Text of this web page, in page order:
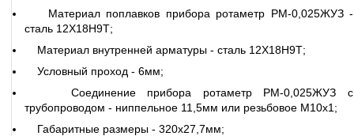
Материал поплавков прибора ротаметр РМ-0,025ЖУЗ -
сталь 12Х18Н9Т;
Материал внутренней арматуры - сталь 12Х18Н9Т;
Условный проход - 6мм;
Соединение прибора ротаметр РМ-0,025ЖУЗ с
трубопроводом - ниппельное 11,5мм или резьбовое М10х1;
Габаритные размеры - 320х27,7мм;